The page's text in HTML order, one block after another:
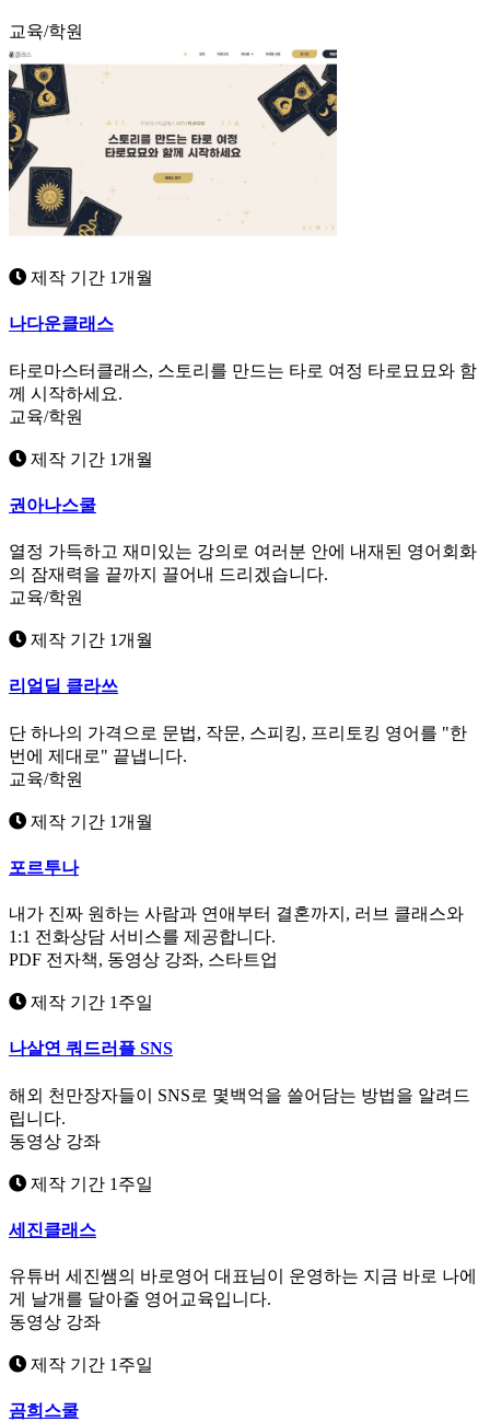
교육/학원
제작 기간 1개월
나다운클래스
타로마스터클래스, 스토리를 만드는 타로 여정 타로묘묘와 함
께 시작하세요.
교육/학원
제작 기간 1개월
권아나스쿨
열정 가득하고 재미있는 강의로 여러분 안에 내재된 영어회화
의 잠재력을 끝까지 끌어내 드리겠습니다.
교육/학원
제작 기간 1개월
리얼딜 클라쓰
단 하나의 가격으로 문법, 작문, 스피킹, 프리토킹 영어를 "한
번에 제대로" 끝냅니다.
교육/학원
제작 기간 1개월
포르투나
내가 진짜 원하는 사람과 연애부터 결혼까지, 러브 클래스와
1:1 전화상담 서비스를 제공합니다.
PDF 전자책, 동영상 강좌, 스타트업
제작 기간 1주일
나살연 쿼드러플 SNS
해외 천만장자들이 SNS로 몇백억을 쓸어담는 방법을 알려드
립니다.
동영상 강좌
제작 기간 1주일
세진클래스
유튜버 세진쌤의 바로영어 대표님이 운영하는 지금 바로 나에
게 날개를 달아줄 영어교육입니다.
동영상 강좌
제작 기간 1주일
곰희스쿨